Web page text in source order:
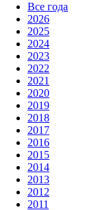
Все года
2026
2025
2024
2023
2022
2021
2020
2019
2018
2017
2016
2015
2014
2013
2012
2011